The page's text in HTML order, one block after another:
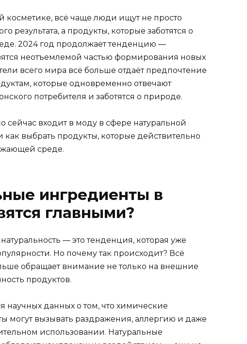
косметике, всё чаще люди ищут не просто
результата, а продукты, которые заботятся о
2024 год продолжает тенденцию —
неотъемлемой частью формирования новых
всего мира всё больше отдаёт предпочтение
которые одновременно отвечают
потребителя и заботятся о природе.
сейчас входит в моду в сфере натуральной
как выбрать продукты, которые действительно
среде.
ингредиенты в
главными?
— это тенденция, которая уже
Но почему так происходит? Всё
обращает внимание не только на внешние
продуктов.
научных данных о том, что химические
могут вызывать раздражения, аллергию и даже
использовании. Натуральные